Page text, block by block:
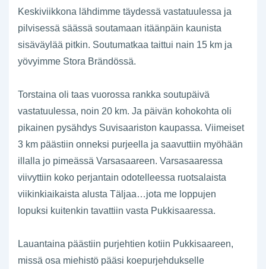
Keskiviikkona lähdimme täydessä vastatuulessa ja
pilvisessä säässä soutamaan itäänpäin kaunista
sisäväylää pitkin. Soutumatkaa taittui nain 15 km ja
yövyimme Stora Brändössä.
Torstaina oli taas vuorossa rankka soutupäivä
vastatuulessa, noin 20 km. Ja päivän kohokohta oli
pikainen pysähdys Suvisaariston kaupassa. Viimeiset
3 km päästiin onneksi purjeella ja saavuttiin myöhään
illalla jo pimeässä Varsasaareen. Varsasaaressa
viivyttiin koko perjantain odotelleessa ruotsalaista
viikinkiaikaista alusta Täljaa…jota me loppujen
lopuksi kuitenkin tavattiin vasta Pukkisaaressa.
Lauantaina päästiin purjehtien kotiin Pukkisaareen,
missä osa miehistö pääsi koepurjehdukselle